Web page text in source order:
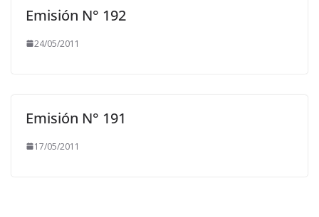
Emisión N° 192
24/05/2011
Emisión N° 191
17/05/2011